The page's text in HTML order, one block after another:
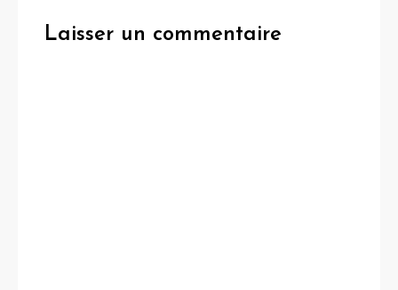
Laisser un commentaire